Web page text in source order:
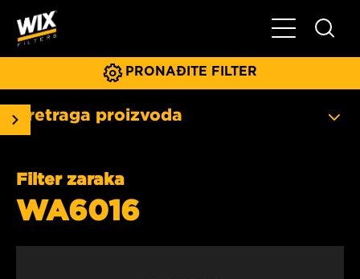
Glavni meni
PRONAĐITE FILTER
Pretraga proizvoda
Filter zaraka
WA6016